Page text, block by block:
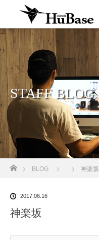
STAFF BLOG
ホーム
BLOG 神楽坂
2017.06.16
神楽坂